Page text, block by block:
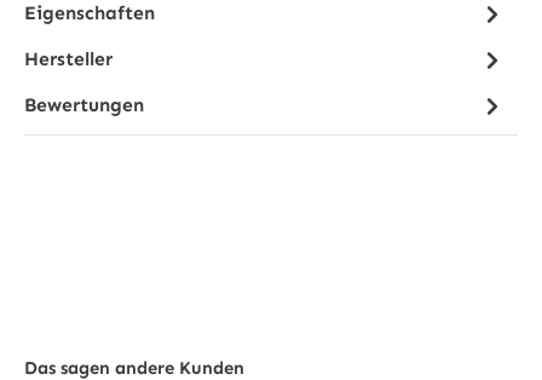
Eigenschaften
Hersteller
Bewertungen
Das sagen andere Kunden